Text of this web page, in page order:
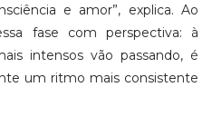
e amor”, explica. Ao
fase com perspectiva: à
intensos vão passando, é
um ritmo mais consistente